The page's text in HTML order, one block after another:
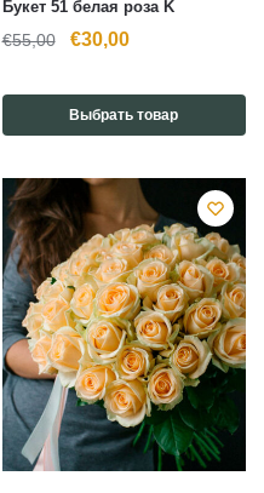
Букет 51 белая роза K
€55,00
Первоначальная
составляла
€55,00.
€30,00Текущая
€30,00.
Выбрать товар